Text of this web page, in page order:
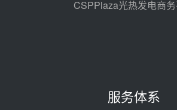
2026-2029年熔
CSPPlaza光热发电商
服务体系